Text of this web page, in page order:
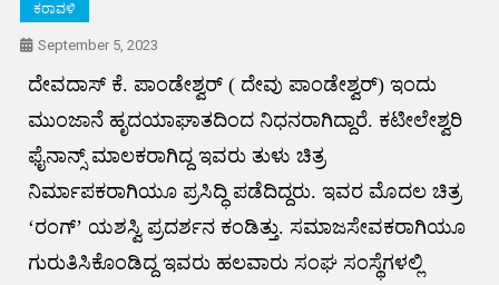
ಕರಾವಳಿ
September 5, 2023
ದೇವದಾಸ್ ಕೆ. ಪಾಂಡೇಶ್ವರ್ ( ದೇವು ಪಾಂಡೇಶ್ವರ್) ಇಂದು
ಮುಂಜಾನೆ ಹೃದಯಾಘಾತದಿಂದ ನಿಧನರಾಗಿದ್ದಾರೆ. ಕಟೀಲೇಶ್ವರಿ
ಫೈನಾನ್ಸ್ ಮಾಲಕರಾಗಿದ್ದ ಇವರು ತುಳು ಚಿತ್ರ
ನಿರ್ಮಾಪಕರಾಗಿಯೂ ಪ್ರಸಿದ್ಧಿ ಪಡೆದಿದ್ದರು. ಇವರ ಮೊದಲ ಚಿತ್ರ
‘ರಂಗ್’ ಯಶಸ್ವಿ ಪ್ರದರ್ಶನ ಕಂಡಿತ್ತು. ಸಮಾಜಸೇವಕರಾಗಿಯೂ
ಗುರುತಿಸಿಕೊಂಡಿದ್ದ ಇವರು ಹಲವಾರು ಸಂಘ ಸಂಸ್ಥೆಗಳಲ್ಲಿ